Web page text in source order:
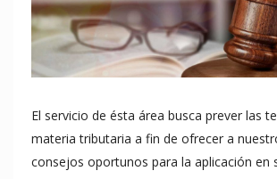
El servicio de ésta área busca prever las
materia tributaria a fin de ofrecer a
consejos oportunos para la aplicación en